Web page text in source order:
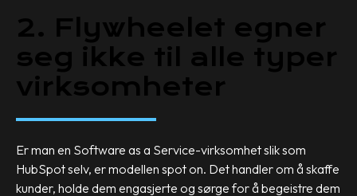
2. Flywheelet egner
seg ikke til alle typer
virksomheter
Er man en Software as a Service-virksomhet slik som
HubSpot selv, er modellen spot on. Det handler om å skaffe
kunder, holde dem engasjerte og sørge for å begeistre dem